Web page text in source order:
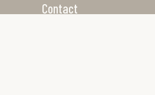
Contact